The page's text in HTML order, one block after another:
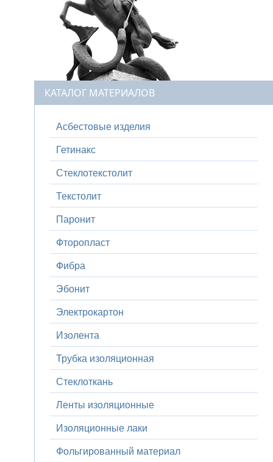
КАТАЛОГ МАТЕРИАЛОВ
Асбестовые изделия
Гетинакс
Стеклотекстолит
Текстолит
Паронит
Фторопласт
Фибра
Эбонит
Электрокартон
Изолента
Трубка изоляционная
Стеклоткань
Ленты изоляционные
Изоляционные лаки
Фольгированный материал